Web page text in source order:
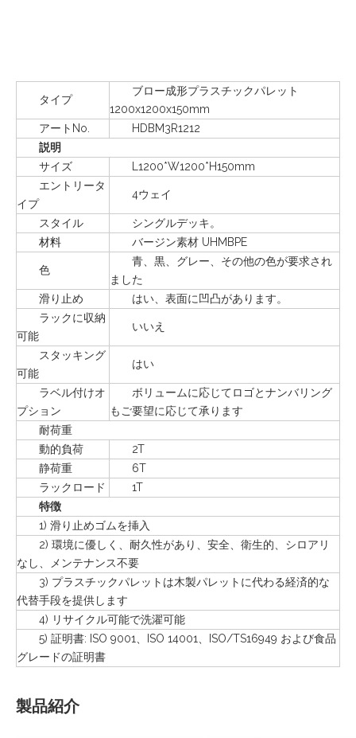
タイプ
ブロー成形プラスチックパレット
1200x1200x150mm
アートNo.
HDBM3R1212
説明
サイズ
L1200*W1200*H150mm
エントリータ
イプ
4ウェイ
スタイル
シングルデッキ。
材料
バージン素材 UHMBPE
色
青、黒、グレー、その他の色が要求され
ました
滑り止め
はい、表面に凹凸があります。
ラックに収納
可能
いいえ
スタッキング
可能
はい
ラベル付けオ
プション
ボリュームに応じてロゴとナンバリング
もご要望に応じて承ります
耐荷重
動的負荷
2T
静荷重
6T
ラックロード
1T
特徴
1) 滑り止めゴムを挿入
2) 環境に優しく、耐久性があり、安全、衛生的、シロアリ
なし、メンテナンス不要
3) プラスチックパレットは木製パレットに代わる経済的な
代替手段を提供します
4) リサイクル可能で洗濯可能
5) 証明書: ISO 9001、ISO 14001、ISO/TS16949 および食品
グレードの証明書
製品紹介